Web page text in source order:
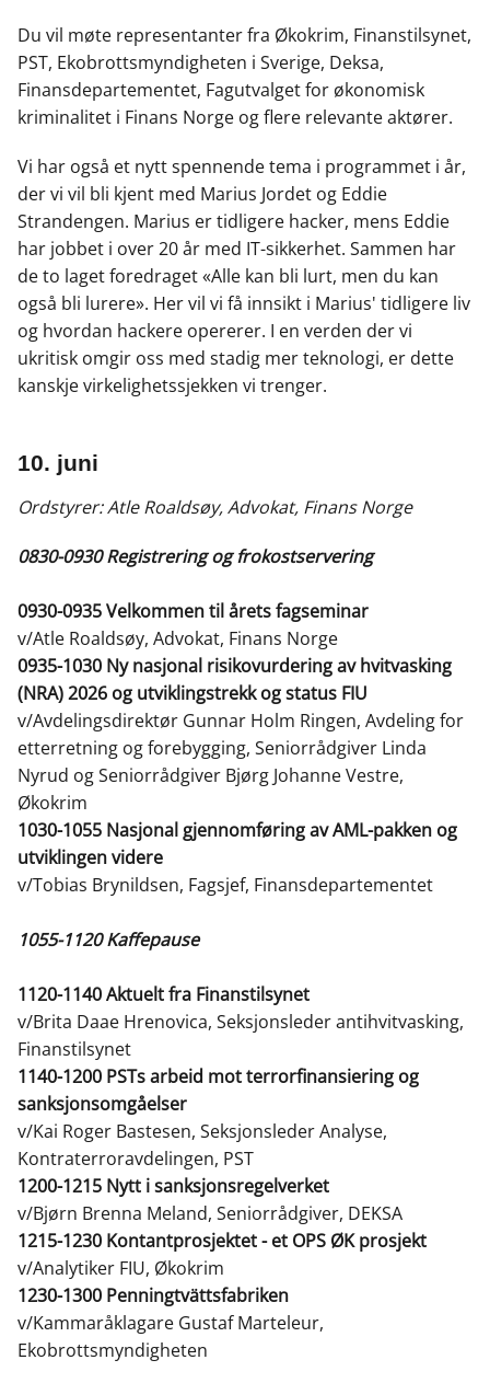
Du vil møte representanter fra Økokrim, Finanstilsynet,
PST, Ekobrottsmyndigheten i Sverige, Deksa,
Finansdepartementet, Fagutvalget for økonomisk
kriminalitet i Finans Norge og flere relevante aktører.
Vi har også et nytt spennende tema i programmet i år,
der vi vil bli kjent med Marius Jordet og Eddie
Strandengen. Marius er tidligere hacker, mens Eddie
har jobbet i over 20 år med IT-sikkerhet. Sammen har
de to laget foredraget «Alle kan bli lurt, men du kan
også bli lurere». Her vil vi få innsikt i Marius' tidligere liv
og hvordan hackere opererer. I en verden der vi
ukritisk omgir oss med stadig mer teknologi, er dette
kanskje virkelighetssjekken vi trenger.
10. juni
Ordstyrer: Atle Roaldsøy, Advokat, Finans Norge
0830-0930 Registrering og frokostservering
0930-0935 Velkommen til årets fagseminar
v/Atle Roaldsøy, Advokat, Finans Norge
0935-1030 Ny nasjonal risikovurdering av hvitvasking
(NRA) 2026 og utviklingstrekk og status FIU
v/Avdelingsdirektør Gunnar Holm Ringen, Avdeling for
etterretning og forebygging, Seniorrådgiver Linda
Nyrud og Seniorrådgiver Bjørg Johanne Vestre,
Økokrim
1030-1055 Nasjonal gjennomføring av AML-pakken og
utviklingen videre
v/Tobias Brynildsen, Fagsjef, Finansdepartementet
1055-1120 Kaffepause
1120-1140 Aktuelt fra Finanstilsynet
v/Brita Daae Hrenovica, Seksjonsleder antihvitvasking,
Finanstilsynet
1140-1200 PSTs arbeid mot terrorfinansiering og
sanksjonsomgåelser
v/Kai Roger Bastesen, Seksjonsleder Analyse,
Kontraterroravdelingen, PST
1200-1215 Nytt i sanksjonsregelverket
v/Bjørn Brenna Meland, Seniorrådgiver, DEKSA
1215-1230 Kontantprosjektet - et OPS ØK prosjekt
v/Analytiker FIU, Økokrim
1230-1300 Penningtvättsfabriken
v/Kammaråklagare Gustaf Marteleur,
Ekobrottsmyndigheten